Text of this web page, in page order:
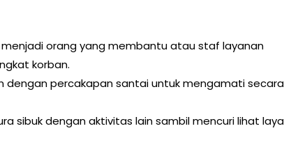
orang yang membantu atau staf layanan
korban.
dengan percakapan santai untuk mengamati secara
sibuk dengan aktivitas lain sambil mencuri lihat